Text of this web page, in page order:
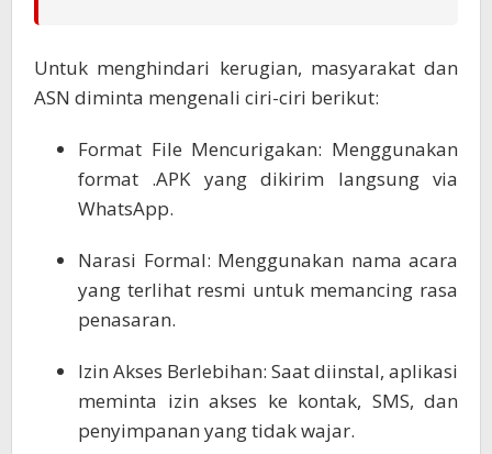
Untuk menghindari kerugian, masyarakat dan
ASN diminta mengenali ciri-ciri berikut:
Format File Mencurigakan: Menggunakan
format .APK yang dikirim langsung via
WhatsApp.
Narasi Formal: Menggunakan nama acara
yang terlihat resmi untuk memancing rasa
penasaran.
Izin Akses Berlebihan: Saat diinstal, aplikasi
meminta izin akses ke kontak, SMS, dan
penyimpanan yang tidak wajar.